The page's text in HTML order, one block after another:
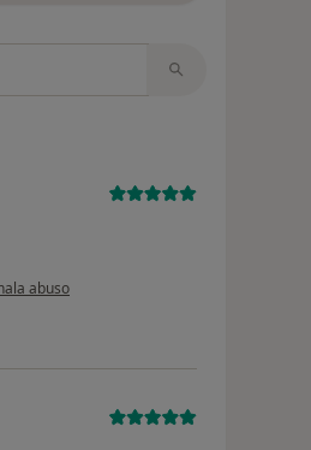
l'opinione dell'utente Lucia di Marcantonio
abuso